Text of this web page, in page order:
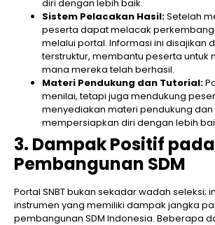
diri dengan lebih baik.
Sistem Pelacakan Hasil:Setelah
peserta dapat melacak
melalui portal. Informasi ini disajikan
terstruktur, membantu peserta untuk
mana mereka telah berhasil.
Materi Pendukung dan Tutorial:
menilai, tetapi juga mendukung
menyediakan materi pendukung dan
mempersiapkan diri dengan lebih
3. Dampak Positif pada
Pembangunan SDM
Portal SNBT bukan sekadar wadah seleksi;
instrumen yang memiliki dampak jangka
pembangunan SDM Indonesia. Beberapa